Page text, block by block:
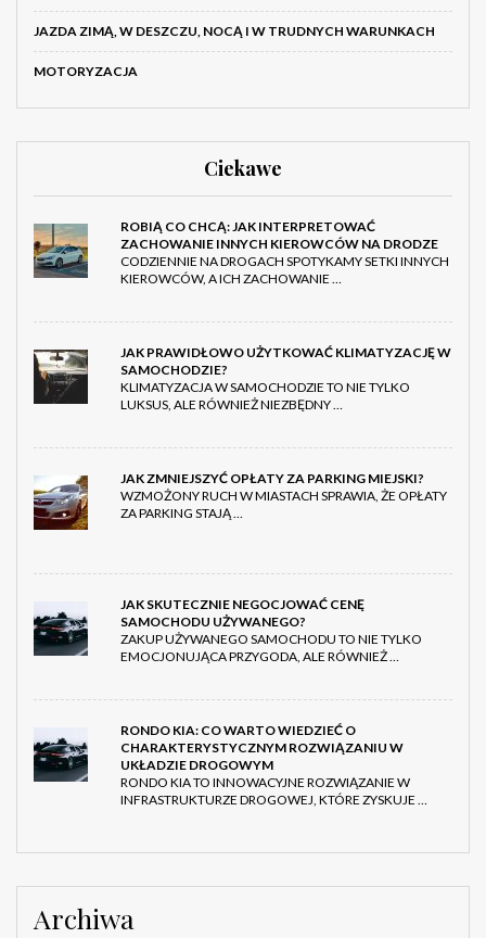
JAZDA ZIMĄ, W DESZCZU, NOCĄ I W TRUDNYCH WARUNKACH
MOTORYZACJA
Ciekawe
ROBIĄ CO CHCĄ: JAK INTERPRETOWAĆ
ZACHOWANIE INNYCH KIEROWCÓW NA DRODZE
CODZIENNIE NA DROGACH SPOTYKAMY SETKI INNYCH
KIEROWCÓW, A ICH ZACHOWANIE …
JAK PRAWIDŁOWO UŻYTKOWAĆ KLIMATYZACJĘ W
SAMOCHODZIE?
KLIMATYZACJA W SAMOCHODZIE TO NIE TYLKO
LUKSUS, ALE RÓWNIEŻ NIEZBĘDNY …
JAK ZMNIEJSZYĆ OPŁATY ZA PARKING MIEJSKI?
WZMOŻONY RUCH W MIASTACH SPRAWIA, ŻE OPŁATY
ZA PARKING STAJĄ …
JAK SKUTECZNIE NEGOCJOWAĆ CENĘ
SAMOCHODU UŻYWANEGO?
ZAKUP UŻYWANEGO SAMOCHODU TO NIE TYLKO
EMOCJONUJĄCA PRZYGODA, ALE RÓWNIEŻ …
RONDO KIA: CO WARTO WIEDZIEĆ O
CHARAKTERYSTYCZNYM ROZWIĄZANIU W
UKŁADZIE DROGOWYM
RONDO KIA TO INNOWACYJNE ROZWIĄZANIE W
INFRASTRUKTURZE DROGOWEJ, KTÓRE ZYSKUJE …
Archiwa